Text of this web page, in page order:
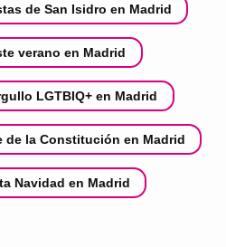
de San Isidro en Madrid
verano en Madrid
LGTBIQ+ en Madrid
de la Constitución en Madrid
Navidad en Madrid